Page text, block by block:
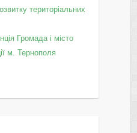
територіальних
Громада і місто
м. Тернополя